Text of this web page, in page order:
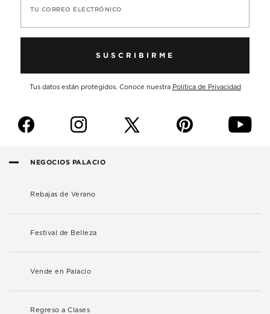
TU CORREO ELECTRÓNICO
SUSCRIBIRME
Tus datos están protegidos. Conoce nuestra Política de Privacidad
f i p y
NEGOCIOS PALACIO
Rebajas de Verano
Festival de Belleza
Vende en Palacio
Regreso a Clases